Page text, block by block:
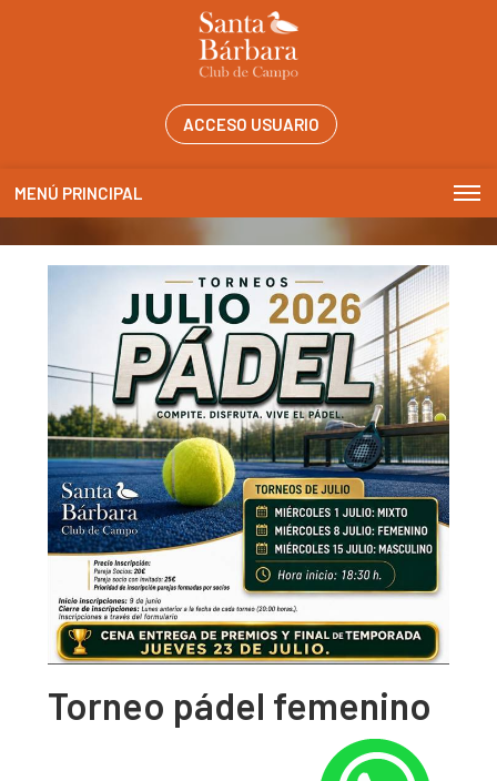
ACCESO USUARIO
MENÚ PRINCIPAL
Torneo pádel femenino